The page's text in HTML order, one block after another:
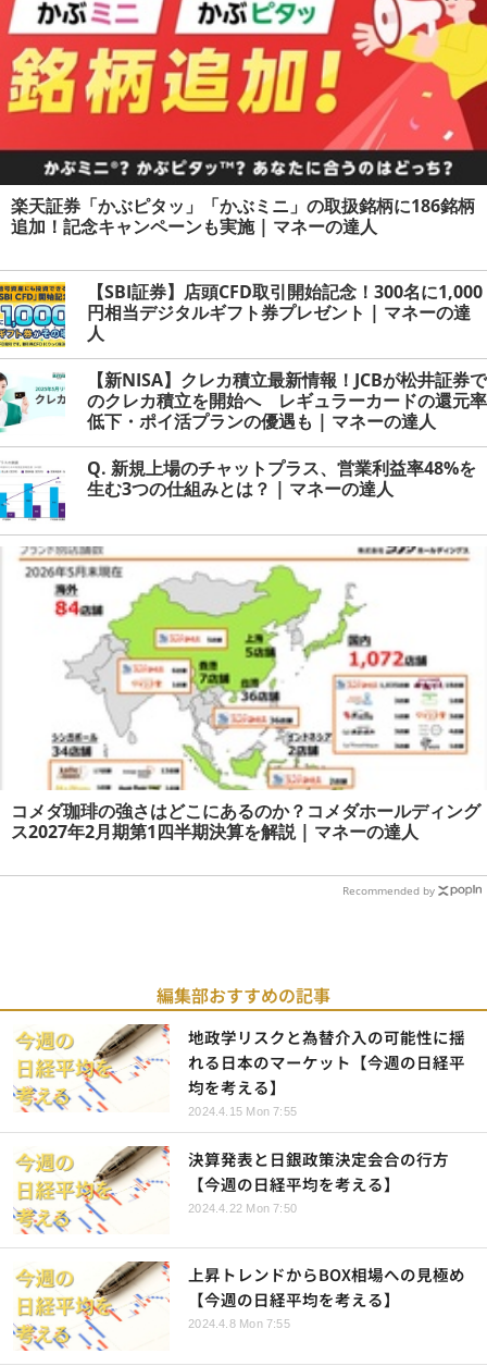
楽天証券「かぶピタッ」「かぶミニ」の取扱銘柄に186銘柄
追加！記念キャンペーンも実施 | マネーの達人
【SBI証券】店頭CFD取引開始記念！300名に1,000
円相当デジタルギフト券プレゼント | マネーの達
人
【新NISA】クレカ積立最新情報！JCBが松井証券で
のクレカ積立を開始へ レギュラーカードの還元率
低下・ポイ活プランの優遇も | マネーの達人
Q. 新規上場のチャットプラス、営業利益率48%を
生む3つの仕組みとは？ | マネーの達人
コメダ珈琲の強さはどこにあるのか？コメダホールディング
ス2027年2月期第1四半期決算を解説 | マネーの達人
Recommended by
編集部おすすめの記事
地政学リスクと為替介入の可能性に揺
れる日本のマーケット【今週の日経平
均を考える】
2024.4.15 Mon 7:55
決算発表と日銀政策決定会合の行方
【今週の日経平均を考える】
2024.4.22 Mon 7:50
上昇トレンドからBOX相場への見極め
【今週の日経平均を考える】
2024.4.8 Mon 7:55